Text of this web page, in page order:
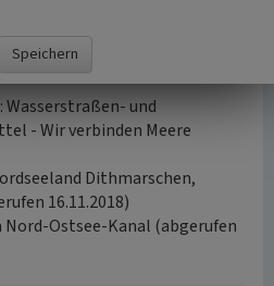
2023)
: Wasserstraßen- und
- Wir verbinden Meere
Dithmarschen,
16.11.2018)
Nord-Ostsee-Kanal (abgerufen